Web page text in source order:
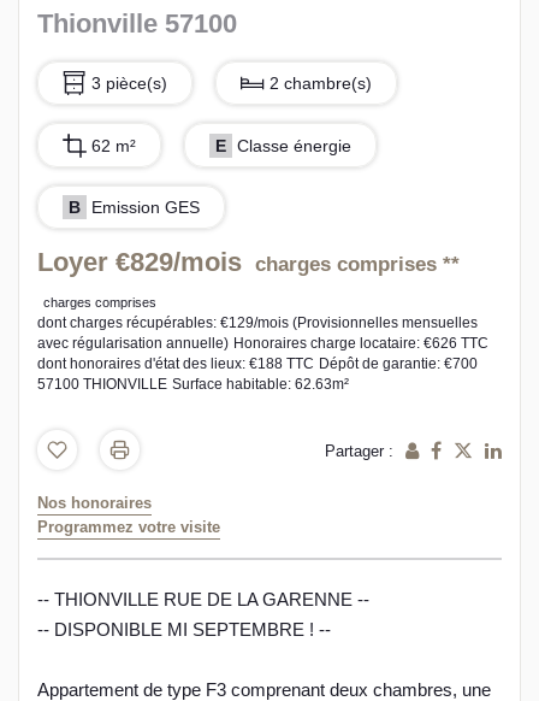
Thionville 57100
3 pièce(s) 2 chambre(s)
62 m² E Classe énergie
B Emission GES
Loyer €829/mois charges comprises **
charges comprises
dont charges récupérables: €129/mois (Provisionnelles mensuelles
avec régularisation annuelle) Honoraires charge locataire: €626 TTC
dont honoraires d'état des lieux: €188 TTC Dépôt de garantie: €700
57100 THIONVILLE Surface habitable: 62.63m²
Partager :
Nos honoraires
Programmez votre visite
-- THIONVILLE RUE DE LA GARENNE --
-- DISPONIBLE MI SEPTEMBRE ! --
Appartement de type F3 comprenant deux chambres, une